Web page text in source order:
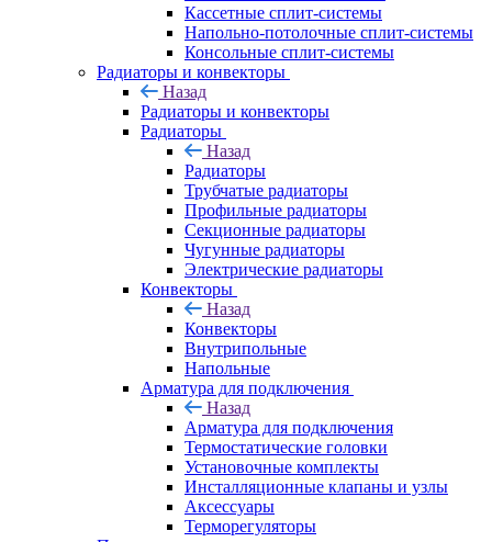
Кассетные сплит-системы
Напольно-потолочные сплит-системы
Консольные сплит-системы
Радиаторы и конвекторы
Назад
Радиаторы и конвекторы
Радиаторы
Назад
Радиаторы
Трубчатые радиаторы
Профильные радиаторы
Секционные радиаторы
Чугунные радиаторы
Электрические радиаторы
Конвекторы
Назад
Конвекторы
Внутрипольные
Напольные
Арматура для подключения
Назад
Арматура для подключения
Термостатические головки
Установочные комплекты
Инсталляционные клапаны и узлы
Аксессуары
Терморегуляторы